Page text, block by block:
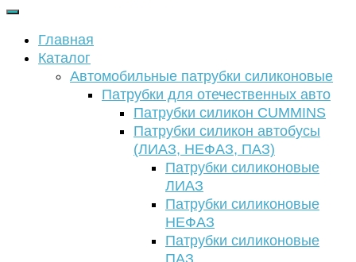
Главная
Каталог
Автомобильные патрубки силиконовые
Патрубки для отечественных авто
Патрубки силикон CUMMINS
Патрубки силикон автобусы
(ЛИАЗ, НЕФАЗ, ПАЗ)
Патрубки силиконовые
ЛИАЗ
Патрубки силиконовые
НЕФАЗ
Патрубки силиконовые
ПАЗ